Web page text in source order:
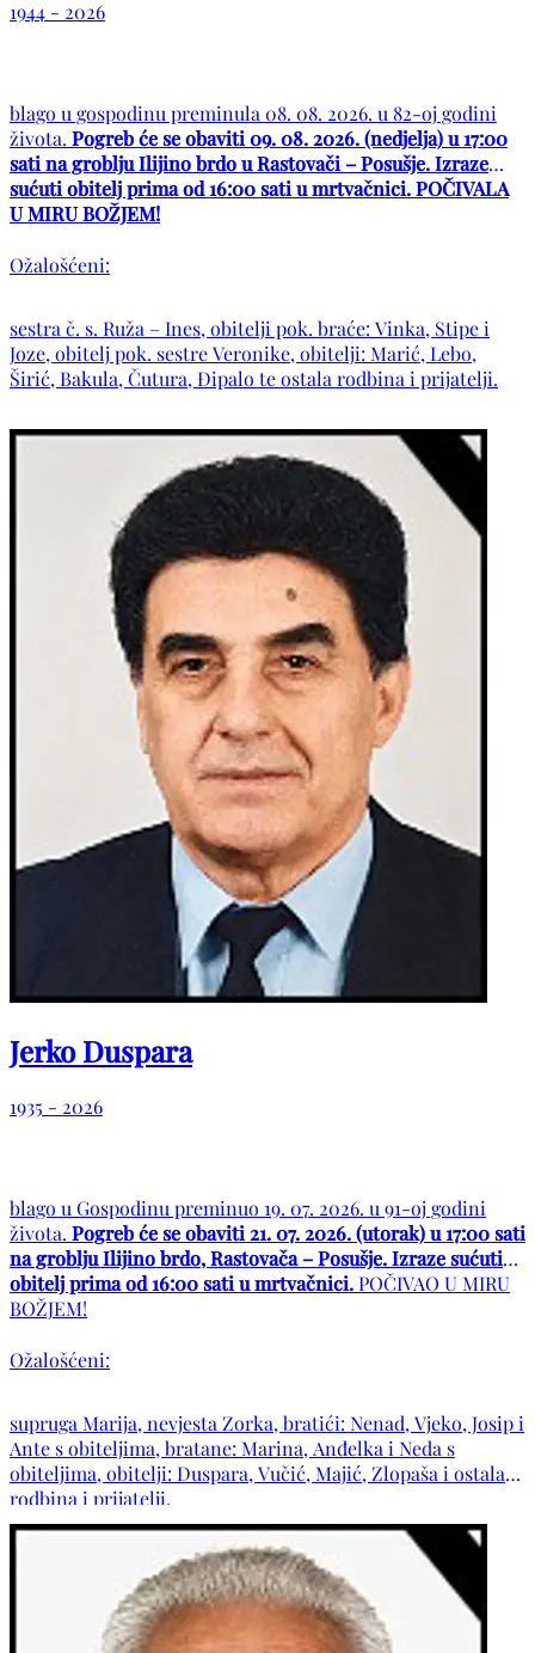
1944 - 2026
blago u gospodinu preminula 08. 08. 2026. u 82-oj godini
života. Pogreb će se obaviti 09. 08. 2026. (nedjelja) u 17:00
sati na groblju Ilijino brdo u Rastovači – Posušje. Izraze
sućuti obitelj prima od 16:00 sati u mrtvačnici. POČIVALA
U MIRU BOŽJEM!
Ožalošćeni:
sestra č. s. Ruža – Ines, obitelji pok. braće: Vinka, Stipe i
Joze, obitelj pok. sestre Veronike, obitelji: Marić, Lebo,
Širić, Bakula, Čutura, Đipalo te ostala rodbina i prijatelji.
Jerko Duspara
1935 - 2026
blago u Gospodinu preminuo 19. 07. 2026. u 91-oj godini
života. Pogreb će se obaviti 21. 07. 2026. (utorak) u 17:00 sati
na groblju Ilijino brdo, Rastovača – Posušje. Izraze sućuti
obitelj prima od 16:00 sati u mrtvačnici.POČIVAO U MIRU
BOŽJEM!
Ožalošćeni:
supruga Marija, nevjesta Zorka, bratići: Nenad, Vjeko, Josip i
Ante s obiteljima, bratane: Marina, Anđelka i Neda s
obiteljima, obitelji: Duspara, Vučić, Majić, Zlopaša i ostala
rodbina i prijatelji.